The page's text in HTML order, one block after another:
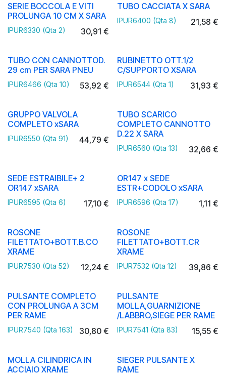
SERIE BOCCOLA E VITI
PROLUNGA 10 CM X SARA
IPUR6330 (Qta 2) 30,91 €
TUBO CACCIATA X SARA
IPUR6400 (Qta 8) 21,58 €
TUBO CON CANNOTTOD.
29 cm PER SARA PNEU
IPUR6466 (Qta 10) 53,92 €
RUBINETTO OTT.1/2
C/SUPPORTO XSARA
IPUR6544 (Qta 1) 31,93 €
GRUPPO VALVOLA
COMPLETO xSARA
IPUR6550 (Qta 91) 44,79 €
TUBO SCARICO
COMPLETO CANNOTTO
D.22 X SARA
IPUR6560 (Qta 13) 32,66 €
SEDE ESTRAIBILE+ 2
OR147 xSARA
IPUR6595 (Qta 6) 17,10€
OR147 x SEDE
ESTR+CODOLO xSARA
IPUR6596 (Qta 17) 1,11 €
ROSONE
FILETTATO+BOTT.B.CO
XRAME
IPUR7530 (Qta 52) 12,24 €
ROSONE
FILETTATO+BOTT.CR
XRAME
IPUR7532 (Qta 12) 39,86 €
PULSANTE COMPLETO
CON PROLUNGA A 3CM
PER RAME
IPUR7540 (Qta 163) 30,80€
PULSANTE
MOLLA,GUARNIZIONE
/LABBRO,SIEGE PER RAME
IPUR7541 (Qta 83) 15,55€
MOLLA CILINDRICA IN
ACCIAIO XRAME
SIEGER PULSANTE X
RAME